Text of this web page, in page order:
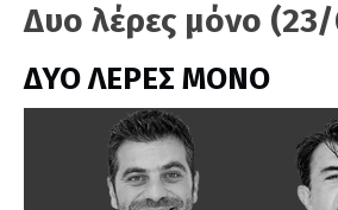
Δυο λέρες μόνο
ΔΥΟ ΛΕΡΕΣ ΜΟΝΟ